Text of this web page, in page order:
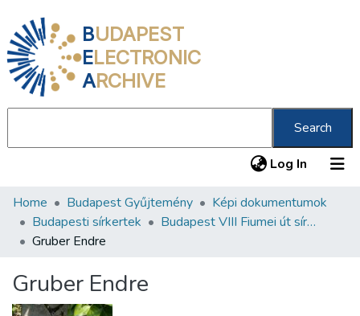
BUDAPEST
ELECTRONIC
ARCHIVE
Search
Log In (current)
Communities & Collections
All of DSpace
About us
Home Budapest Gyűjtemény
Képi dokumentumok
Budapesti sírkertek
Budapest VIII Fiumei út sírkert 2. rész
Gruber Endre
Gruber Endre